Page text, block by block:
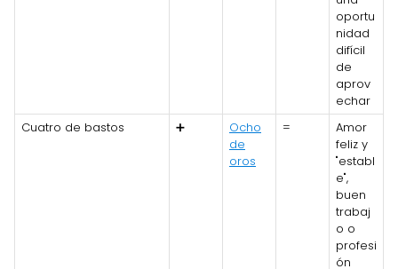
oportu
nidad
difícil
de
aprov
echar
Cuatro de bastos
➕
Ocho
de
oros
=
Amor
feliz y
"establ
e",
buen
trabaj
o o
profesi
ón